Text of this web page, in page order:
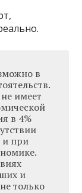
в
имеет
в 4%
и при
и
только